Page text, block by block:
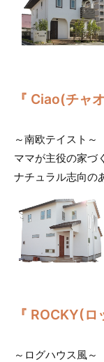
『 Ciao(チャ
～南欧テイスト～
ママが主役の家づ
ナチュラル志向の
『 ROCKY(
～ログハウス風～